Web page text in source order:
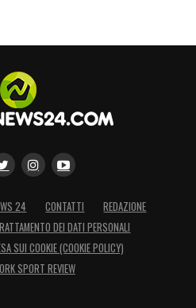
24 CONTATTI
REDAZIONE
DEI DATI PERSONALI
SUI COOKIE (COOKIE POLICY)
SPORT REVIEW